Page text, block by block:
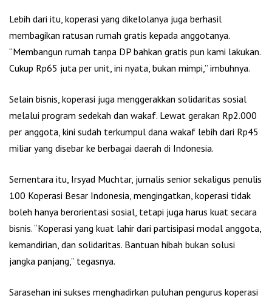
Lebih dari itu, koperasi yang dikelolanya juga berhasil
membagikan ratusan rumah gratis kepada anggotanya.
“Membangun rumah tanpa DP bahkan gratis pun kami lakukan.
Cukup Rp65 juta per unit, ini nyata, bukan mimpi,” imbuhnya.
Selain bisnis, koperasi juga menggerakkan solidaritas sosial
melalui program sedekah dan wakaf. Lewat gerakan Rp2.000
per anggota, kini sudah terkumpul dana wakaf lebih dari Rp45
miliar yang disebar ke berbagai daerah di Indonesia.
Sementara itu, Irsyad Muchtar, jurnalis senior sekaligus penulis
100 Koperasi Besar Indonesia, mengingatkan, koperasi tidak
boleh hanya berorientasi sosial, tetapi juga harus kuat secara
bisnis. “Koperasi yang kuat lahir dari partisipasi modal anggota,
kemandirian, dan solidaritas. Bantuan hibah bukan solusi
jangka panjang,” tegasnya.
Sarasehan ini sukses menghadirkan puluhan pengurus koperasi